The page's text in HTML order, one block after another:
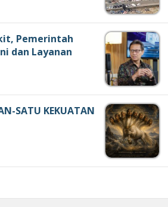
Pemerintah
dan Layanan
SATU KEKUATAN